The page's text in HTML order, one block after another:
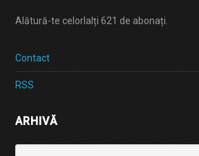
Alătură-te celorlalți 621 de abonați.
Contact
RSS
ARHIVĂ